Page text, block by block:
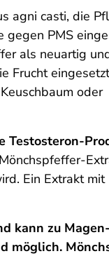
agni casti, die
PMS
als neuartig
Frucht
oder
Testosteron-
Ein Extrakt mit
kann zu
möglich.